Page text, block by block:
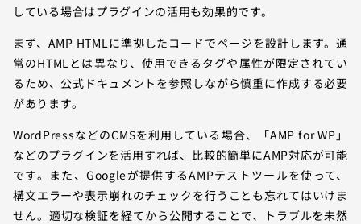
している場合はプラグインの活用も効果的です。
まず、AMP HTMLに準拠したコードでページを設計します。通
常のHTMLとは異なり、使用できるタグや属性が限定されてい
るため、公式ドキュメントを参照しながら慎重に作成する必要
があります。
WordPressなどのCMSを利用している場合、「AMP for WP」
などのプラグインを活用すれば、比較的簡単にAMP対応が可能
です。また、Googleが提供するAMPテストツールを使って、
構文エラーや表示崩れのチェックを行うことも忘れてはいけま
せん。適切な検証を経てから公開することで、トラブルを未然